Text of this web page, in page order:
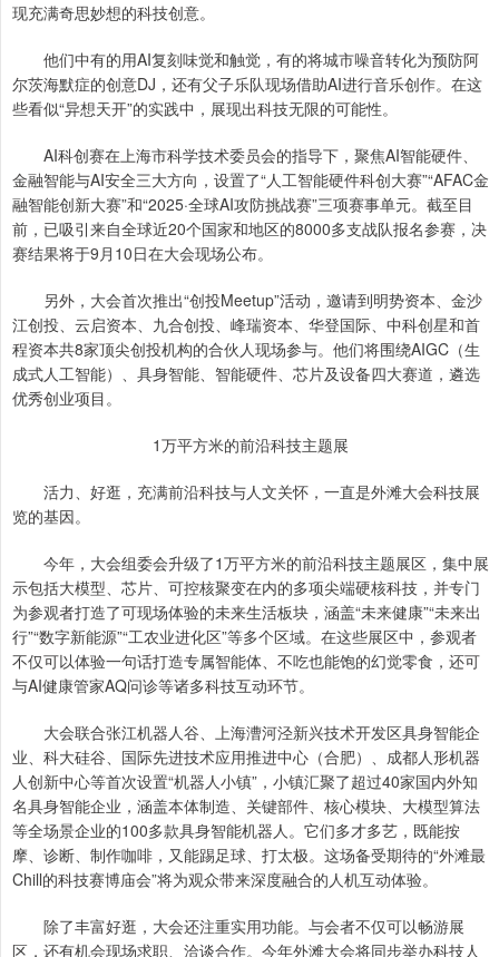
现充满奇思妙想的科技创意。
他们中有的用AI复刻味觉和触觉，有的将城市噪音转化为预防阿
尔茨海默症的创意DJ，还有父子乐队现场借助AI进行音乐创作。在这
些看似“异想天开”的实践中，展现出科技无限的可能性。
AI科创赛在上海市科学技术委员会的指导下，聚焦AI智能硬件、
金融智能与AI安全三大方向，设置了“人工智能硬件科创大赛”“AFAC金
融智能创新大赛”和“2025·全球AI攻防挑战赛”三项赛事单元。截至目
前，已吸引来自全球近20个国家和地区的8000多支战队报名参赛，决
赛结果将于9月10日在大会现场公布。
另外，大会首次推出“创投Meetup”活动，邀请到明势资本、金沙
江创投、云启资本、九合创投、峰瑞资本、华登国际、中科创星和首
程资本共8家顶尖创投机构的合伙人现场参与。他们将围绕AIGC（生
成式人工智能）、具身智能、智能硬件、芯片及设备四大赛道，遴选
优秀创业项目。
1万平方米的前沿科技主题展
活力、好逛，充满前沿科技与人文关怀，一直是外滩大会科技展
览的基因。
今年，大会组委会升级了1万平方米的前沿科技主题展区，集中展
示包括大模型、芯片、可控核聚变在内的多项尖端硬核科技，并专门
为参观者打造了可现场体验的未来生活板块，涵盖“未来健康”“未来出
行”“数字新能源”“工农业进化区”等多个区域。在这些展区中，参观者
不仅可以体验一句话打造专属智能体、不吃也能饱的幻觉零食，还可
与AI健康管家AQ问诊等诸多科技互动环节。
大会联合张江机器人谷、上海漕河泾新兴技术开发区具身智能企
业、科大硅谷、国际先进技术应用推进中心（合肥）、成都人形机器
人创新中心等首次设置“机器人小镇”，小镇汇聚了超过40家国内外知
名具身智能企业，涵盖本体制造、关键部件、核心模块、大模型算法
等全场景企业的100多款具身智能机器人。它们多才多艺，既能按
摩、诊断、制作咖啡，又能踢足球、打太极。这场备受期待的“外滩最
Chill的科技赛博庙会”将为观众带来深度融合的人机互动体验。
除了丰富好逛，大会还注重实用功能。与会者不仅可以畅游展
区，还有机会现场求职、洽谈合作。今年外滩大会将同步举办科技人